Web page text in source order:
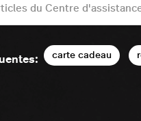
carte cadeau